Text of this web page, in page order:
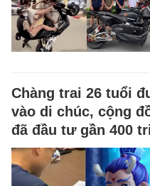
Chàng trai 26 tuổi
vào di chúc, cộng
đã đầu tư gần 400